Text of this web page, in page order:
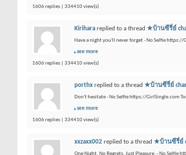
1606 replies | 334410 view(s)
Kirihara replied to a thread ★บ้านซีรี่ย์
Have a night you'll never forget - No Selfie https://
see more
1606 replies | 334410 view(s)
porthx replied to a thread ★บ้านซีรี่ย์
Don't hesitate - No Selfie https://GirlSingle.com
see more
1606 replies | 334410 view(s)
xxzaxx002 replied to a thread ★บ้านซีรี่ย์
One Night. No Regrets. Just Pleasure. - No Selfie